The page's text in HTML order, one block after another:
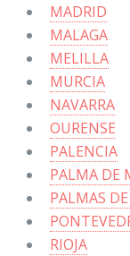
MADRID
MALAGA
MELILLA
MURCIA
NAVARRA
OURENSE
PALENCIA
PALMA DE
PALMAS
RIOJA